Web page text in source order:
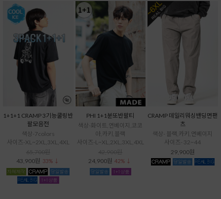
1+1+1 CRAMP 3기능쿨링반
팔모음전
색상-7colors
사이즈-XL~2XL,3XL,4XL
43,900원 33% ↓
PHI 1+1분또반팔티
색상-화이트,연베이지,코코
아,카키,블랙
사이즈-L~XL,2XL,3XL,4XL
24,900원 42% ↓
CRAMP 데일리워싱밴딩면팬
츠
색상- 블랙,카키,연베이지
사이즈- 32~44
29,900원